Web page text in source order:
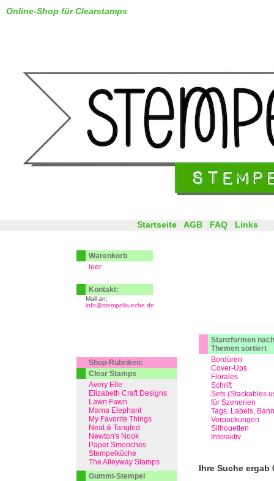
Online-Shop für Clearstamps
Stanzformen nach
Themen sortiert
Bordüren
Cover-Ups
Florales
Schrift
Sets (Stackables
für Szenerien
Tags, Labels,
Verpackungen
Silhouetten
Interaktiv
Ihre Suche ergab
Startseite AGB FAQ Links
Warenkorb
leer
Kontakt:
Mail an:
info@stempelkueche.de
Shop-Rubriken:
Clear Stamps
Avery Elle
Elizabeth Craft Designs
Lawn Fawn
Mama Elephant
My Favorite Things
Neat & Tangled
Newton's Nook
Paper Smooches
Stempelküche
The Alleyway Stamps
Gummi-Stempel